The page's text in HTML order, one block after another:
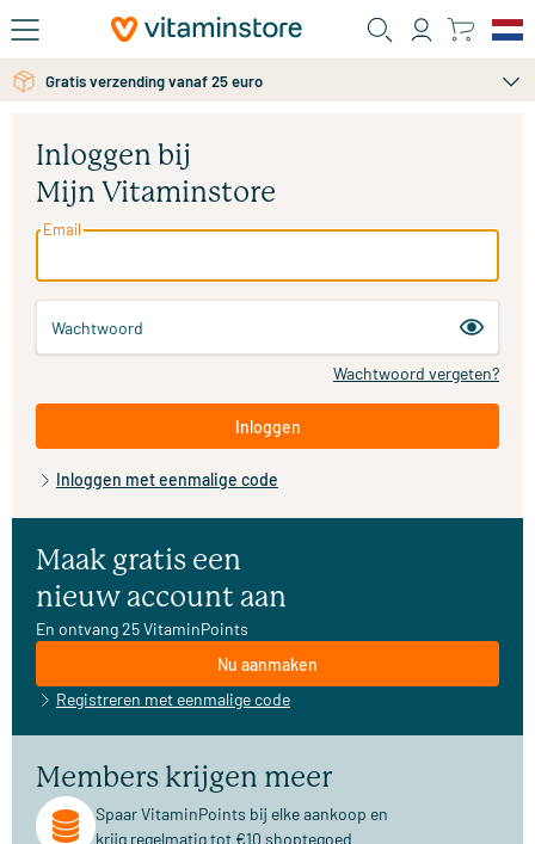
Ga naar de hoofdinhoud
Gratis verzending vanaf 25 euro
Inloggen bij
Mijn Vitaminstore
Email
Wachtwoord
Wachtwoord vergeten?
Inloggen
Inloggen met eenmalige code
Maak gratis een
nieuw account aan
En ontvang 25 VitaminPoints
Nu aanmaken
Registreren met eenmalige code
Members krijgen meer
Spaar VitaminPoints bij elke aankoop en
krijg regelmatig tot €10 shoptegoed